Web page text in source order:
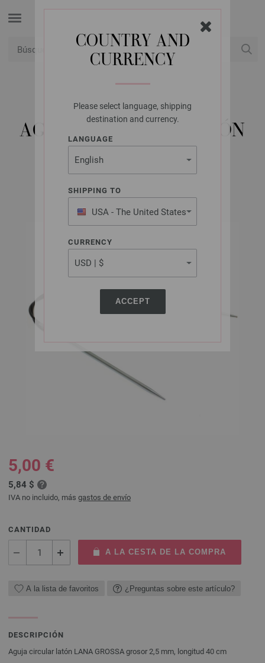
COUNTRY AND
CURRENCY
Please select language, shipping
destination and currency.
LANGUAGE
SHIPPING TO
USA - The United States
of America
CURRENCY
ACCEPT
LANA GROSSA
AGUJA CIRCULAR LATÓN
NO. 2,5/40CM
5,00 €
5,84 $
IVA no incluido, más gastos de envío
CANTIDAD
A LA CESTA DE LA COMPRA
A la lista de favoritos ¿Preguntas sobre este artículo?
DESCRIPCIÓN
Aguja circular latón LANA GROSSA grosor 2,5 mm, longitud 40 cm